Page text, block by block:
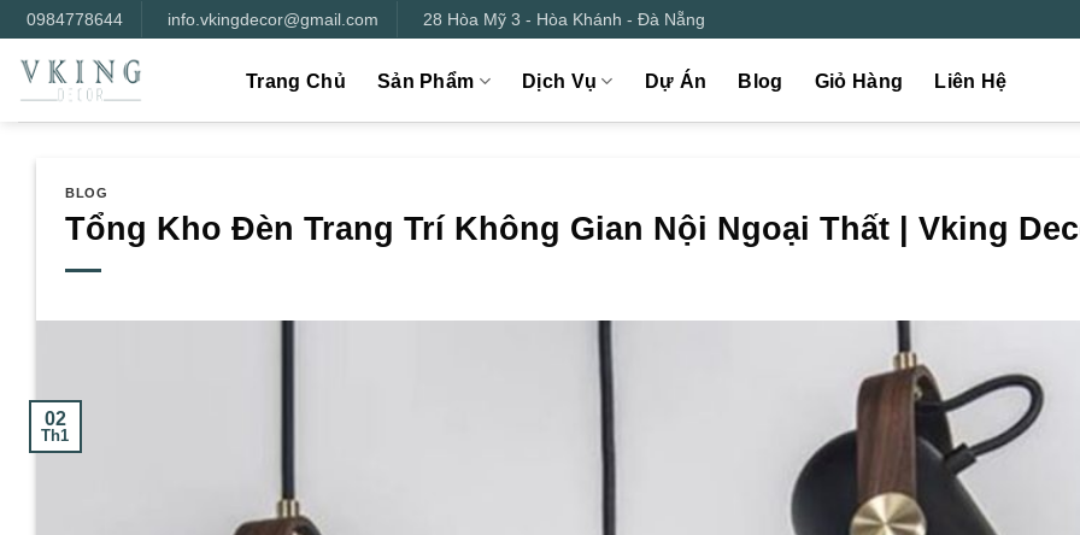
qua
nội
dung
0984778644 info.vkingdecor@gmail.com 28 Hòa Mỹ 3 - Hòa Khánh - Đà Nẵng
Trang Chủ Sản Phẩm Dịch Vụ Dự Án Blog Giỏ Hàng Liên Hệ
BLOG
Tổng Kho Đèn Trang Trí Không Gian Nội Ngoại Thất | Vking
02
Th1